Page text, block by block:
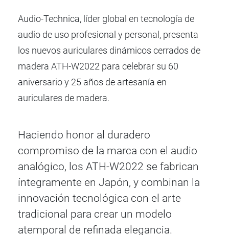
Audio-Technica, líder global en tecnología de
audio de uso profesional y personal, presenta
los nuevos auriculares dinámicos cerrados de
madera ATH-W2022 para celebrar su 60
aniversario y 25 años de artesanía en
auriculares de madera.
Haciendo honor al duradero
compromiso de la marca con el audio
analógico, los ATH-W2022 se fabrican
íntegramente en Japón, y combinan la
innovación tecnológica con el arte
tradicional para crear un modelo
atemporal de refinada elegancia.